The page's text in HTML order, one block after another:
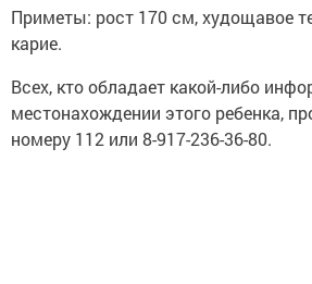
Приметы: рост 170 см, худощавое
карие.
Всех, кто обладает какой-либо
местонахождении этого ребенка,
номеру 112 или 8-917-236-36-80.